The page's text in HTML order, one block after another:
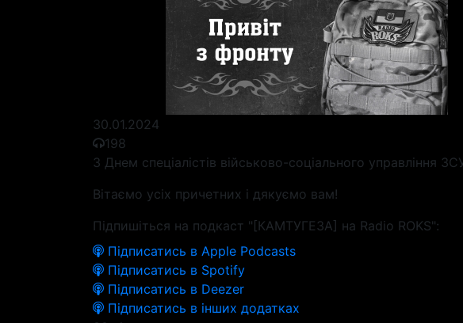
30.01.2024
198
З Днем спеціалістів військово-соціального управління
Вітаємо усіх причетних і дякуємо вам!
Підпишіться на подкаст "[КАМТУГЕЗА] на Radio ROKS":
Підписатись в Apple Podcasts
Підписатись в Spotify
Підписатись в Deezer
Підписатись в інших додатках